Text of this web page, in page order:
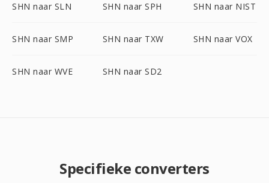
SHN naar SLN SHN naar SPH SHN naar NIST
SHN naar SMP SHN naar TXW SHN naar VOX
SHN naar WVE SHN naar SD2
Specifieke converters